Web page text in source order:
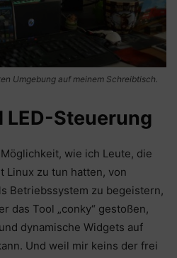
Umgebung auf meinem Schreibtisch.
LED-Steuerung
wie ich Leute, die
Linux zu tun hatten, von
Betriebssystem zu begeistern,
das Tool „conky“ gestoßen,
dynamische Widgets auf
Und weil mir keins der frei